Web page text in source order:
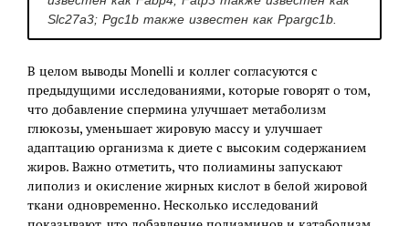
Slc27a3; Pgc1b также известен как Ppargc1b.
В целом выводы Monelli и коллег согласуются с
предыдущими исследованиями, которые говорят о том,
что добавление спермина улучшает метаболизм
глюкозы, уменьшает жировую массу и улучшает
адаптацию организма к диете с высоким содержанием
жиров. Важно отметить, что полиамины запускают
липолиз и окисление жирных кислот в белой жировой
ткани одновременно. Несколько исследований